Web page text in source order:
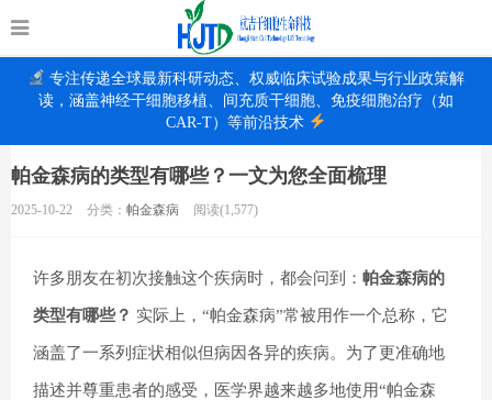
专注传递全球最新科研动态、权威临床试验成果与行业政策解
读，涵盖神经干细胞移植、间充质干细胞、免疫细胞治疗（如
CAR-T）等前沿技术
帕金森病的类型有哪些？一文为您全面梳理
2025-10-22 分类： 帕金森病 阅读(1,577)
许多朋友在初次接触这个疾病时，都会问到： 帕金森病的
类型有哪些？ 实际上，“帕金森病”常被用作一个总称，它
涵盖了一系列症状相似但病因各异的疾病。为了更准确地
描述并尊重患者的感受，医学界越来越多地使用“帕金森